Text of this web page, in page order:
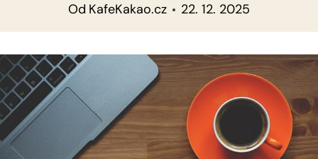
Od KafeKakao.cz 22. 12. 2025